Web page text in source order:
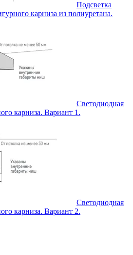
Подсветка
карниза из полиуретана.
Светодиодная
карниза. Вариант 1.
Светодиодная
карниза. Вариант 2.